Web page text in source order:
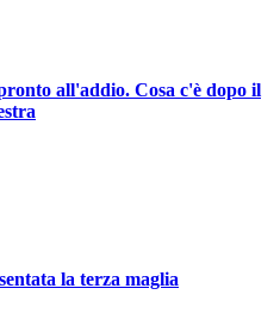
all'addio. Cosa c'è dopo il
la terza maglia